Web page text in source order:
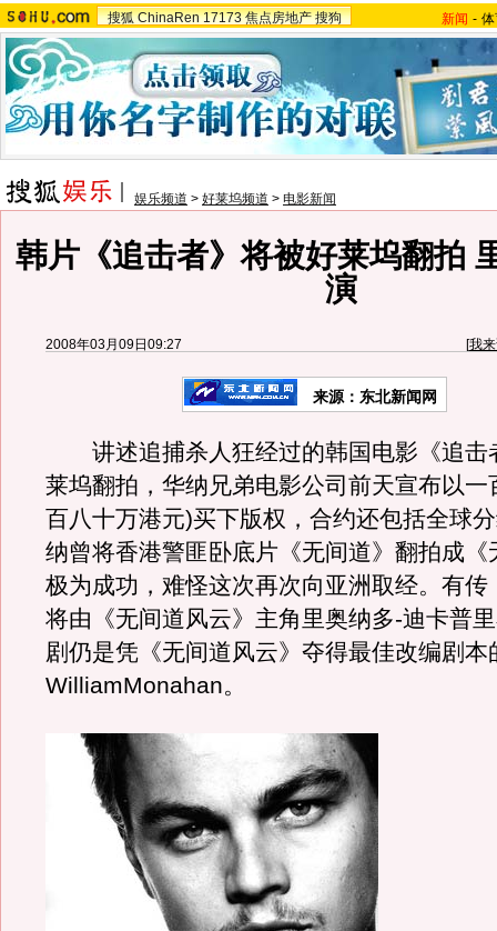
搜狐 ChinaRen 17173 焦点房地产 搜狗 新闻 -
娱乐频道 > 好莱坞频道 > 电影新闻
韩片《追击者》将被好莱坞翻拍
演
2008年03月09日09:27 [我
来源：东北新闻网
讲述追捕杀人狂经过的韩国电影《追击
莱坞翻拍，华纳兄弟电影公司前天宣布以一
百八十万港元)买下版权，合约还包括全球
纳曾将香港警匪卧底片《无间道》翻拍成《
极为成功，难怪这次再次向亚洲取经。有传
将由《无间道风云》主角里奥纳多-迪卡普
剧仍是凭《无间道风云》夺得最佳改编剧本
WilliamMonahan。